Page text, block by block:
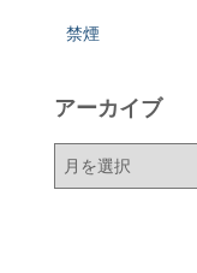
禁煙
アーカイブ
ア